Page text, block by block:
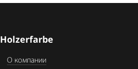
Holzerfarbe
О компании